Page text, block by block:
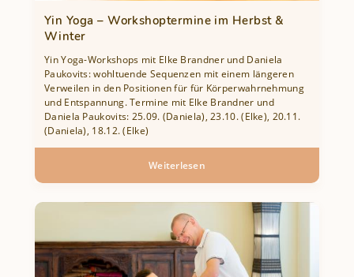
Yin Yoga – Workshoptermine im Herbst &
Winter
Yin Yoga-Workshops mit Elke Brandner und Daniela
Paukovits: wohltuende Sequenzen mit einem längeren
Verweilen in den Positionen für für Körperwahrnehmung
und Entspannung. Termine mit Elke Brandner und
Daniela Paukovits: 25.09. (Daniela), 23.10. (Elke), 20.11.
(Daniela), 18.12. (Elke)
Weiterlesen
Yin
Workshoptermine
Herbst